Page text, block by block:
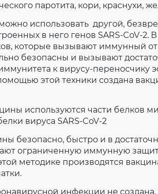
паротита, кори, краснухи,
использовать другой,
в него генов SARS-CoV-2.
которые вызывают иммунный
безопасны и вызывают
к вирусу-переносчику
этой техники создана
используются части белков
вируса SARS-CoV-2
безопасно, быстро и в
ограниченную иммунную
методике производятся
инфекции не